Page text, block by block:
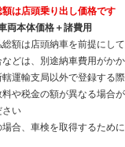
は店頭乗り出し価格です
両本体価格＋諸費用
額は店頭納車を前提にし
どは、別途納車費用がか
運輸支局以外で登録する
や税金の額が異なる場合
さい
合、車検を取得するため